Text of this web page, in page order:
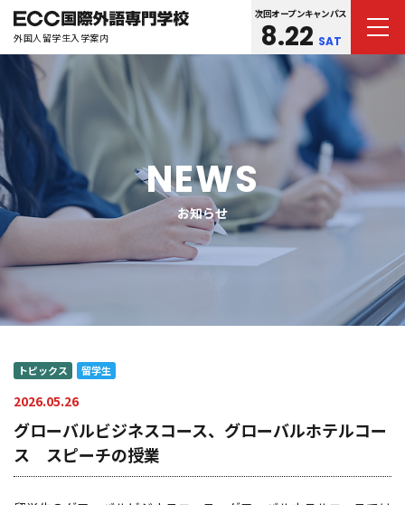
外国人留学生入学案内
次回オープンキャンパス
8.22 SAT
NEWS
お知らせ
トピックス 留学生
2026.05.26
グローバルビジネスコース、グローバルホテルコー
ス スピーチの授業